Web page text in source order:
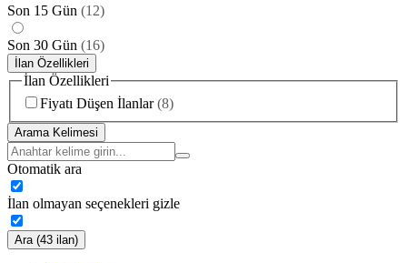
Son 15 Gün (12)
Son 30 Gün (16)
İlan Özellikleri
İlan Özellikleri
Fiyatı Düşen İlanlar (8)
Arama Kelimesi
Otomatik ara
İlan olmayan seçenekleri gizle
Ara (43 ilan)